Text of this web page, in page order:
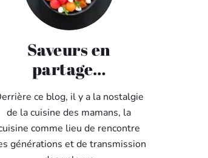
Saveurs en
partage…
ce blog, il y a la nostalgie
de la cuisine des mamans, la
comme lieu de rencontre
générations et de transmission